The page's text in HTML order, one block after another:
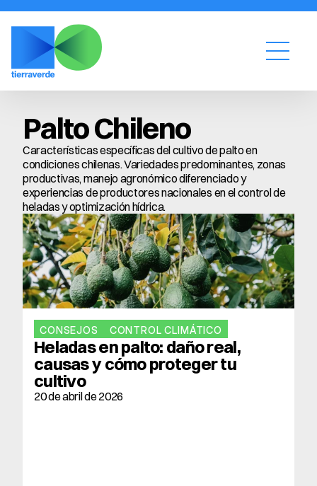
Palto Chileno
Características específicas del cultivo de palto en
condiciones chilenas. Variedades predominantes, zonas
productivas, manejo agronómico diferenciado y
experiencias de productores nacionales en el control de
heladas y optimización hídrica.
CONSEJOS CONTROL CLIMÁTICO
Heladas en palto: daño real,
causas y cómo proteger tu
cultivo
20 de abril de 2026